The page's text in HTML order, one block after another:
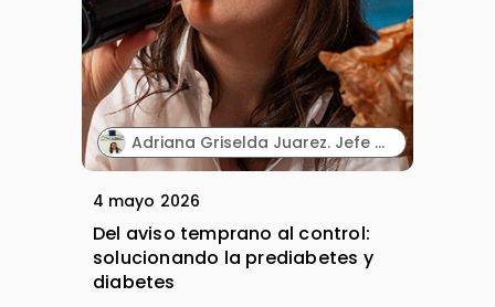
Adriana Griselda Juarez. Jefe del Centro de Innovación. Pharmachem México.
4 mayo 2026
Del aviso temprano al control:
solucionando la prediabetes y
diabetes